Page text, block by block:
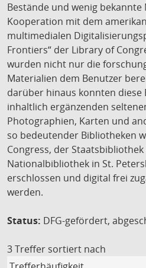
Bestände und wenig
Kooperation mit dem
multimedialen
Frontiers“ der Library of
wurden nicht nur die
Materialien dem Benutzer
darüber hinaus konnten diese
inhaltlich ergänzenden
Photographien, Karten und
so bedeutender Bibliotheken
Congress, der
Nationalbibliothek in St.
erschlossen und digital frei
werden.
Status: DFG-gefördert,
3 Treffer sortiert nach